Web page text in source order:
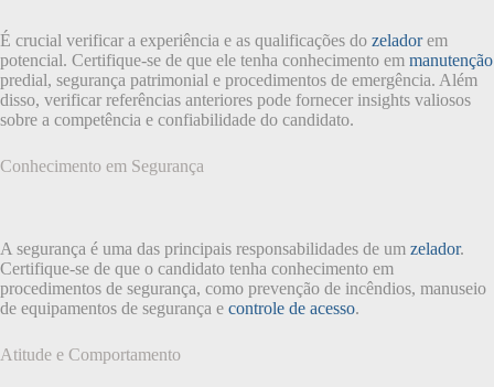
É crucial verificar a experiência e as qualificações do zeladorem
potencial. Certifique-se de que ele tenha conhecimento em manutenção
predial, segurança patrimonial e procedimentos de emergência. Além
disso, verificar referências anteriores pode fornecer insights valiosos
sobre a competência e confiabilidade do candidato.
Conhecimento em Segurança
A segurança é uma das principais responsabilidades de um zelador.
Certifique-se de que o candidato tenha conhecimento em
procedimentos de segurança, como prevenção de incêndios, manuseio
de equipamentos de segurança e controle de acesso.
Atitude e Comportamento